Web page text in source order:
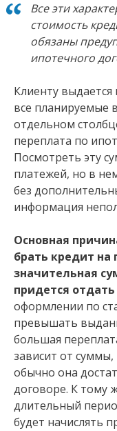
Все эти
стоимость
обязаны
ипотечного
Клиенту
все планируемые
отдельном
переплата по
Посмотреть эту
платежей, но в
без
информация
Основная
брать кредит на
значительная
придется отдать
оформлении по
превышать
большая
зависит от суммы,
обычно она
договоре. К тому
длительный
будет начислять